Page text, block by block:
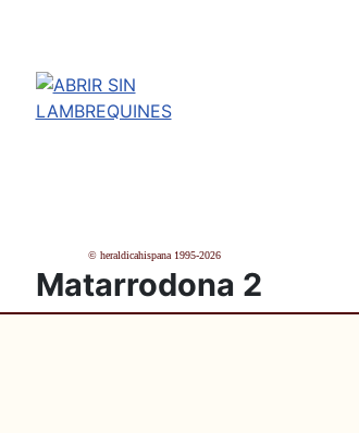
© heraldicahispana 1995-2026
Matarrodona 2